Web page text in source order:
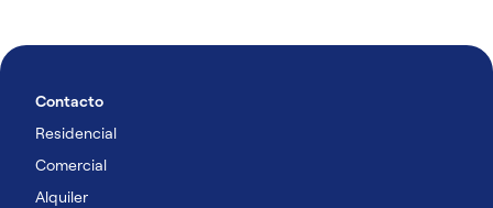
Contacto
Residencial
Comercial
Alquiler